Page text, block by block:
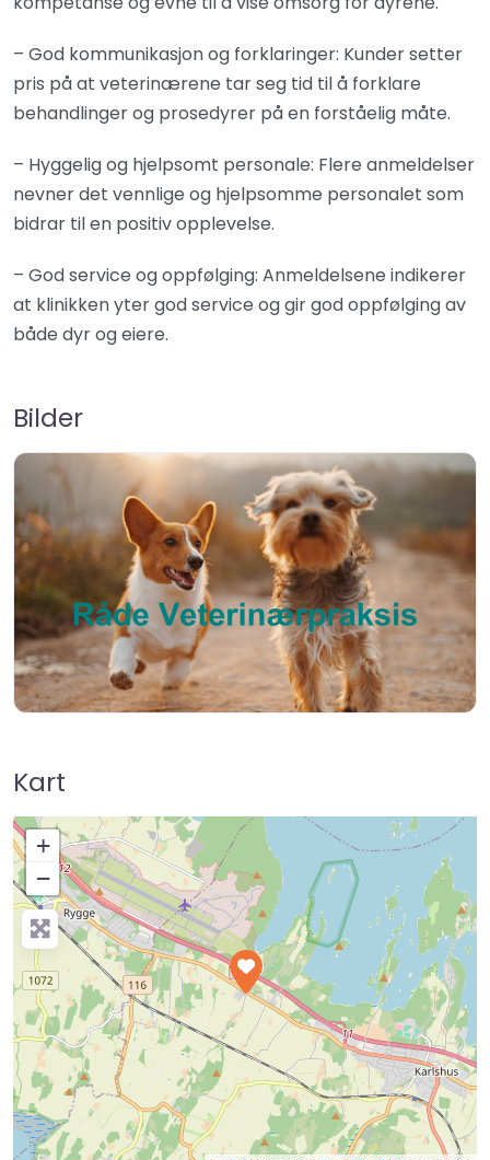
– God kommunikasjon og forklaringer: Kunder setter
pris på at veterinærene tar seg tid til å forklare
behandlinger og prosedyrer på en forståelig måte.
– Hyggelig og hjelpsomt personale: Flere anmeldelser
nevner det vennlige og hjelpsomme personalet som
bidrar til en positiv opplevelse.
– God service og oppfølging: Anmeldelsene indikerer
at klinikken yter god service og gir god oppfølging av
både dyr og eiere.
Bilder
Kart
+
−
Press Enter key to search